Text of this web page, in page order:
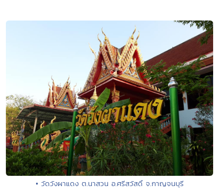
• วัดวังผาแดง ต.นาสวน อ.ศรีสวัสดิ์ จ.กาญจนบุรี